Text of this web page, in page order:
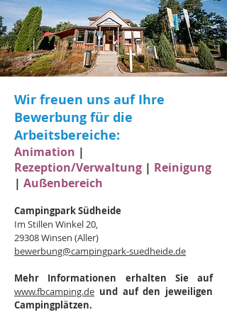
Wir freuen uns auf Ihre
Bewerbung für die
Arbeitsbereiche:
Animation |
Rezeption/Verwaltung | Reinigung
| Außenbereich
Campingpark Südheide
Im Stillen Winkel 20,
29308 Winsen (Aller)
bewerbung@campingpark-suedheide.de
Mehr Informationen erhalten Sie auf
www.fbcamping.de und auf den jeweiligen
Campingplätzen.